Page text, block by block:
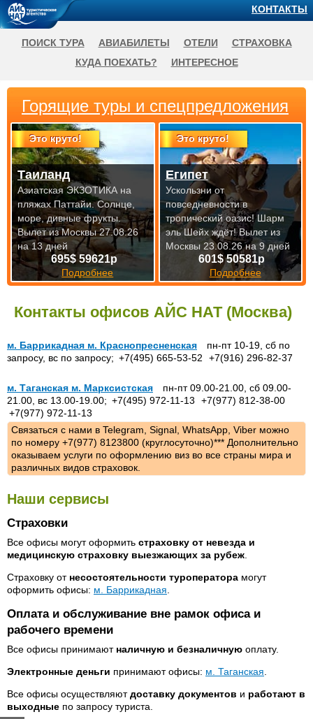
Контакты офисов АЙС НАТ (Москва)
м. Баррикадная м. Краснопресненская
пн-пт 10-19, сб по
запросу, вс по запросу; +7(495) 665-53-52 +7(916) 296-82-37
м. Таганская м. Марксистская
пн-пт 09.00-21.00, сб 09.00-
21.00, вс 13.00-19.00; +7(495) 972-11-13
+7(977) 812-38-00
+7(977) 972-11-13
Связаться с нами в Telegram, Signal, WhatsApp, Viber можно
по номеру +7(977) 8123800 (круглосуточно)*** Дополнительно
оказываем услуги по оформлению виз во все страны мира и
различных видов страховок.
Наши сервисы
Страховки
Все офисы могут оформить страховку от невезда и
медицинскую страховку выезжающих за рубеж
Страховку от несостоятельности туроператора могут
оформить офисы: м. Баррикадная
Оплата и обслуживание вне рамок офиса и
рабочего времени
Все офисы принимают наличную и безналичную оплату.
Электронные деньги принимают офисы: м. Таганская
Все офисы осуществляютдоставку документов и работают в
выходные по запросу туриста.
Горящие туры и спецпредложения
Это круто!
695$ 59621р
Подробнее
Таиланд
Азиатская ЭКЗОТИКА на
пляжах Паттайи. Солнце,
море, дивные фрукты.
Вылет из Москвы 27.08.26
на 13 дней
Это круто!
601$ 50581р
Подробнее
Египет
Ускользни от
повседневности в
тропический оазис! Шарм
эль Шейх ждёт!Вылет из
Москвы 23.08.26 на 9 дней
КОНТАКТЫ
ПОИСК ТУРА АВИАБИЛЕТЫ ОТЕЛИ
СТРАХОВКА
КУДА ПОЕХАТЬ?
ИНТЕРЕСНОЕ